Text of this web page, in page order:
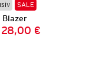
SALE
Blazer
Preis:
Preis:
28,00 €